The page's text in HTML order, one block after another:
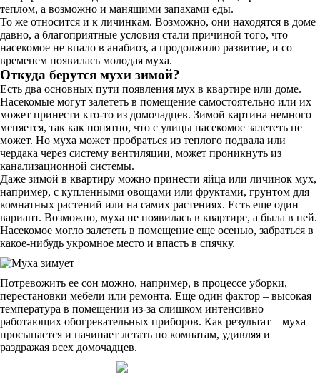
теплом, а возможно и манящими запахами еды.
То же относится и к личинкам. Возможно, они находятся в доме
давно, а благоприятные условия стали причиной того, что
насекомое не впало в анабиоз, а продолжило развитие, и со
временем появилась молодая муха.
Откуда берутся мухи зимой?
Есть два основных пути появления мух в квартире или доме.
Насекомые могут залететь в помещение самостоятельно или их
может принести кто-то из домочадцев. Зимой картина немного
меняется, так как понятно, что с улицы насекомое залететь не
может. Но муха может пробраться из теплого подвала или
чердака через систему вентиляции, может проникнуть из
канализационной системы.
Даже зимой в квартиру можно принести яйца или личинок мух,
например, с купленными овощами или фруктами, грунтом для
комнатных растений или на самих растениях. Есть еще один
вариант. Возможно, муха не появилась в квартире, а была в ней.
Насекомое могло залететь в помещение еще осенью, забраться в
какое-нибудь укромное место и впасть в спячку.
Потревожить ее сон можно, например, в процессе уборки,
перестановки мебели или ремонта. Еще один фактор – высокая
температура в помещении из-за слишком интенсивно
работающих обогревательных приборов. Как результат – муха
просыпается и начинает летать по комнатам, удивляя и
раздражая всех домочадцев.